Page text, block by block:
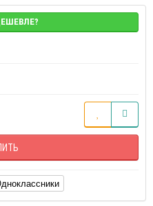
ТОЛЬКО ПРЕДОПЛАТА - ОПЛАТА
30-80 ДНЕЙ! A...